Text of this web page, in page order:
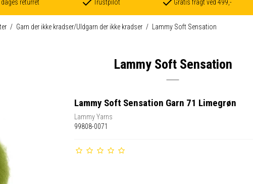
returret Trustpilot Gratis fragt ved 499,-
/ Garn der ikke kradser/Uldgarn der ikke kradser / Lammy Soft Sensation
Lammy Soft Sensation
Lammy Soft Sensation Garn 71 Limegrøn
Lammy Yarns
99808-0071